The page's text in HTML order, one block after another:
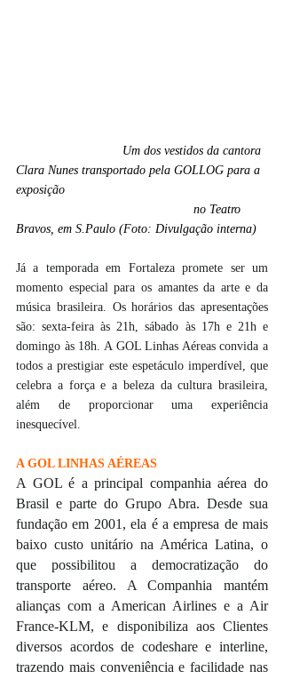
Um dos vestidos da cantora
Clara Nunes transportado pela GOLLOG para a
exposição
Bravos, em S.Paulo (Foto: Divulgação interna)
Já a temporada em Fortaleza promete ser um
momento especial para os amantes da arte e da
música brasileira. Os horários das apresentações
são: sexta-feira às 21h, sábado às 17h e 21h e
domingo às 18h. A GOL Linhas Aéreas convida a
todos a prestigiar este espetáculo imperdível, que
celebra a força e a beleza da cultura brasileira,
além de proporcionar uma experiência
inesquecível.
A GOL LINHAS AÉREAS
A GOL é a principal companhia aérea do
Brasil e parte do Grupo Abra. Desde sua
fundação em 2001, ela é a empresa de mais
baixo custo unitário na América Latina, o
que possibilitou a democratização do
transporte aéreo. A Companhia mantém
alianças com a American Airlines e a Air
France-KLM, e disponibiliza aos Clientes
diversos acordos de codeshare e interline,
trazendo mais conveniência e facilidade nas